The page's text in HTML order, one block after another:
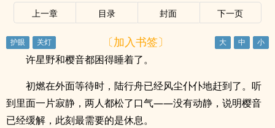
上一章 目录 封面 下一页
〔加入书签〕
许星野和樱音都困得睡着了。
初燃在外面等待时，陆行舟已经风尘仆仆地赶到了。听
到里面一片寂静，两人都松了口气——没有动静，说明樱音
已经缓解，此刻最需要的是休息。